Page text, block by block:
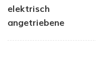
elektrisch
angetriebene